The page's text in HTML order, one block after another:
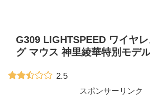
G309 LIGHTSPEED ワイヤ
グ マウス 神里綾華特別モデ
2.5
スポンサーリンク